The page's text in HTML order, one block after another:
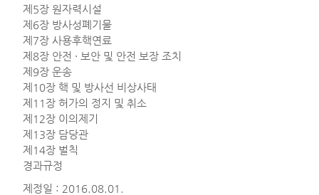
제5장 원자력시설
제6장 방사성폐기물
제7장 사용후핵연료
제8장 안전 · 보안 및 안전 보장 조치
제9장 운송
제10장 핵 및 방사선 비상사태
제11장 허가의 정지 및 취소
제12장 이의제기
제13장 담당관
제14장 벌칙
경과규정
제정일 : 2016.08.01.